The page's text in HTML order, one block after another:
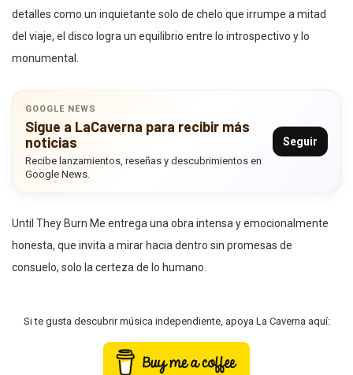
detalles como un inquietante solo de chelo que irrumpe a mitad
del viaje, el disco logra un equilibrio entre lo introspectivo y lo
monumental.
GOOGLE NEWS
Sigue a LaCaverna para recibir más
noticias
Recibe lanzamientos, reseñas y descubrimientos en
Google News.
Seguir
Until They Burn Me entrega una obra intensa y emocionalmente
honesta, que invita a mirar hacia dentro sin promesas de
consuelo, solo la certeza de lo humano.
Si te gusta descubrir música independiente, apoya La Caverna aquí: